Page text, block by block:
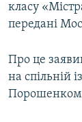
Усі сайти
класу
передані
Про це
на спільній
Порошенком